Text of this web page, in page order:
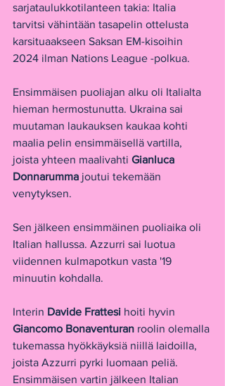
sarjataulukkotilanteen takia: Italia
tarvitsi vähintään tasapelin ottelusta
karsituaakseen Saksan EM-kisoihin
2024 ilman Nations League -polkua.
Ensimmäisen puoliajan alku oli Italialta
hieman hermostunutta. Ukraina sai
muutaman laukauksen kaukaa kohti
maalia pelin ensimmäisellä vartilla,
joista yhteen maalivahti Gianluca
Donnarumma joutui tekemään
venytyksen.
Sen jälkeen ensimmäinen puoliaika oli
Italian hallussa. Azzurri sai luotua
viidennen kulmapotkun vasta '19
minuutin kohdalla.
Interin Davide Frattesi hoiti hyvin
Giancomo Bonaventuran roolin olemalla
tukemassa hyökkäyksiä niillä laidoilla,
joista Azzurri pyrki luomaan peliä.
Ensimmäisen vartin jälkeen Italian